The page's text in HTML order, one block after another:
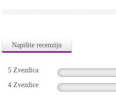
Napišite recenziju
5 Zvezdica
4 Zvezdice